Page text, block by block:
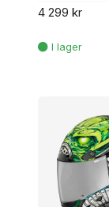
4 299 kr